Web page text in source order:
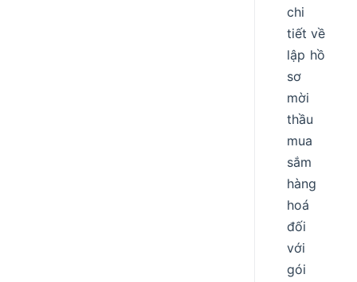
chi
tiết về
lập hồ
sơ
mời
thầu
mua
sắm
hàng
hoá
đối
với
gói